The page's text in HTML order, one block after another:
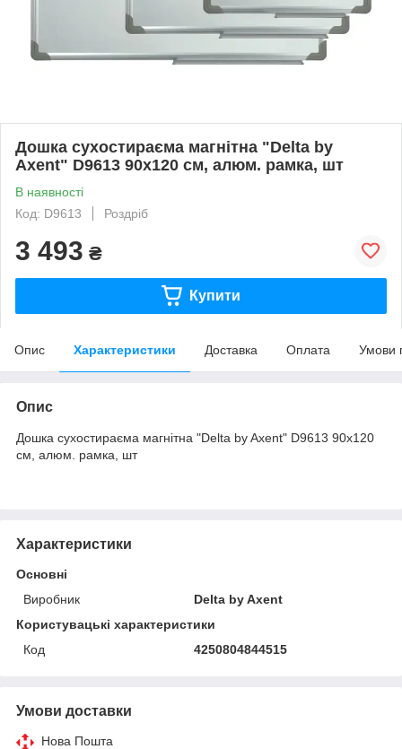
Дошка сухостираєма магнітна "Delta by
Axent" D9613 90х120 см, алюм. рамка, шт
В наявності
Код: D9613
Роздріб
3 493 ₴
Купити
Опис Характеристики Доставка Оплата Умови
Опис
Дошка сухостираєма магнітна "Delta by Axent" D9613 90х120
см, алюм. рамка, шт
Характеристики
Основні
Виробник
Delta by Axent
Користувацькi характеристики
Код
4250804844515
Умови доставки
Нова Пошта